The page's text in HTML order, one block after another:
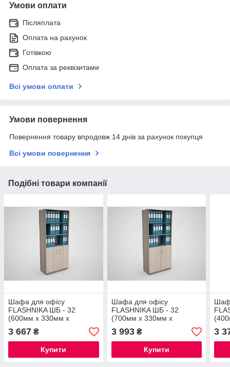
Умови оплати
Післяплата
Оплата на рахунок
Готівкою
Оплата за реквізитами
Всі умови оплати
Умови повернення
Повернення товару впродовж 14 днів за рахунок покупця
Всі умови повернення
Подібні товари компанії
Шафа для офісу
FLASHNIKA ШБ - 32
(600мм x 330мм x
1800мм)
3 667 ₴
Купити
Шафа для офісу
FLASHNIKA ШБ - 32
(700мм x 330мм x
1800мм)
3 993₴
Купити
3